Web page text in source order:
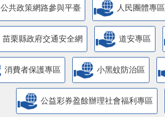
公共政策網路參與平臺 人民團體專區
苗栗縣政府交通安全網 道安專區
消費者保護專區 小黑蚊防治區
公益彩券盈餘辦理社會福利專區